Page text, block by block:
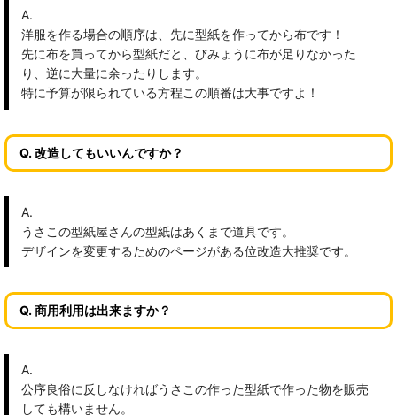
A.
洋服を作る場合の順序は、先に型紙を作ってから布です！
先に布を買ってから型紙だと、びみょうに布が足りなかった
り、逆に大量に余ったりします。
特に予算が限られている方程この順番は大事ですよ！
Q. 改造してもいいんですか？
A.
うさこの型紙屋さんの型紙はあくまで道具です。
デザインを変更するためのページがある位改造大推奨です。
Q. 商用利用は出来ますか？
A.
公序良俗に反しなければうさこの作った型紙で作った物を販売
しても構いません。